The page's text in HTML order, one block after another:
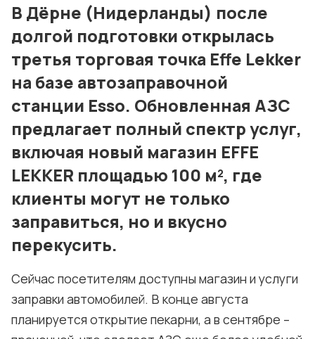
Условия использования материалов
Политика конфиденциальности и cookie
В Дёрне (Нидерланды) после
долгой подготовки открылась
третья торговая точка Effe Lekker
на базе автозаправочной
станции Esso. Обновленная АЗС
предлагает полный спектр услуг,
включая новый магазин EFFE
LEKKER площадью 100 м², где
клиенты могут не только
заправиться, но и вкусно
перекусить.
Сейчас посетителям доступны магазин и услуги
заправки автомобилей. В конце августа
планируется открытие пекарни, а в сентябре –